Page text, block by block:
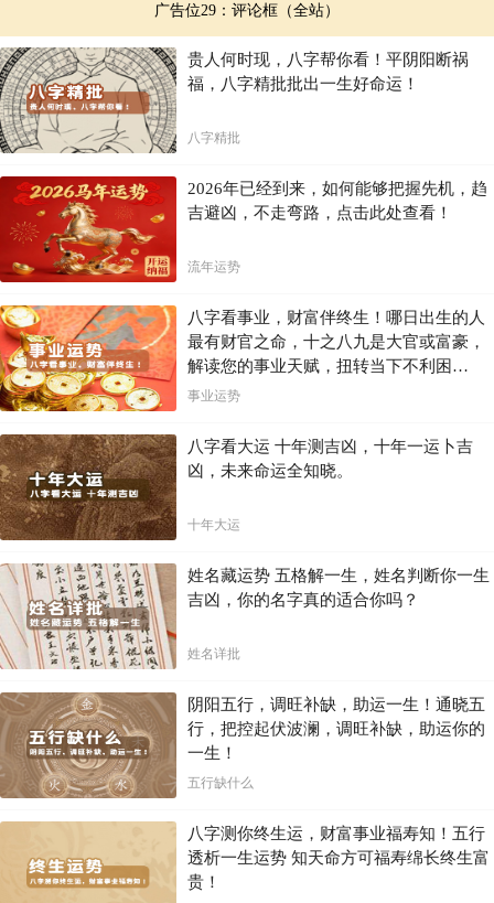
广告位29：评论框（全站）
贵人何时现，八字帮你看！平阴阳断祸
福，八字精批批出一生好命运！
八字精批
2026年已经到来，如何能够把握先机，趋
吉避凶，不走弯路，点击此处查看！
流年运势
八字看事业，财富伴终生！哪日出生的人
最有财官之命，十之八九是大官或富豪，
解读您的事业天赋，扭转当下不利困
局！！
事业运势
八字看大运 十年测吉凶，十年一运卜吉
凶，未来命运全知晓。
十年大运
姓名藏运势 五格解一生，姓名判断你一生
吉凶，你的名字真的适合你吗？
姓名详批
阴阳五行，调旺补缺，助运一生！通晓五
行，把控起伏波澜，调旺补缺，助运你的
一生！
五行缺什么
八字测你终生运，财富事业福寿知！五行
透析一生运势 知天命方可福寿绵长终生富
贵！